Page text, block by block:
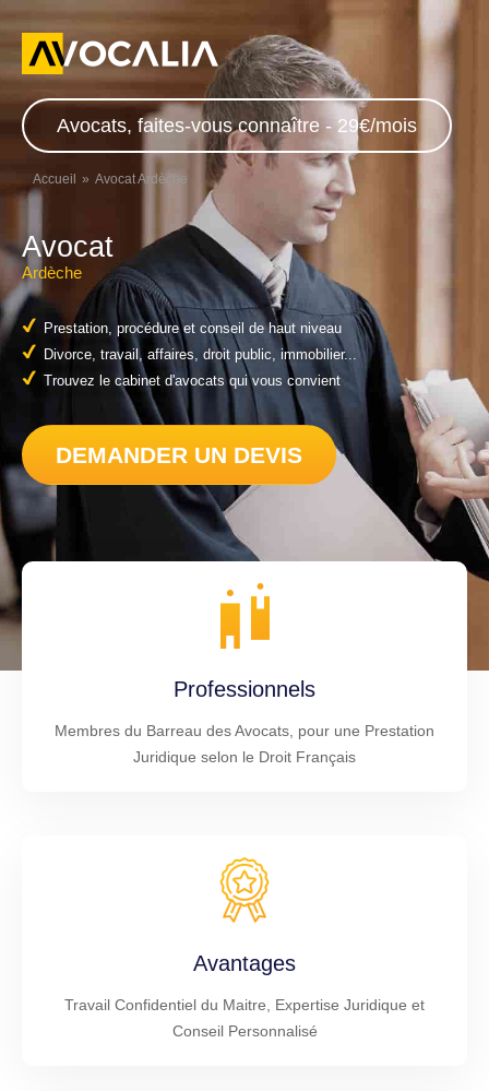
Avocats, faites-vous connaître - 29€/mois
Accueil Avocat Ardèche
Avocat
Ardèche
Prestation, procédure et conseil de haut niveau
Divorce, travail, affaires, droit public, immobilier...
Trouvez le cabinet d'avocats qui vous convient
DEMANDER UN DEVIS
Professionnels
Membres du Barreau des Avocats, pour une Prestation
Juridique selon le Droit Français
Avantages
Travail Confidentiel du Maitre, Expertise Juridique et
Conseil Personnalisé